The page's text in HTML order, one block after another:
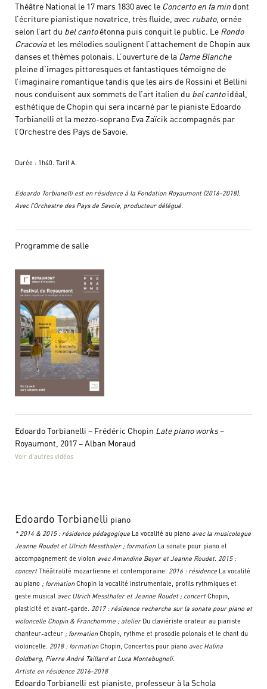
Théâtre National le 17 mars 1830 avec le Concerto en fa min dont
l’écriture pianistique novatrice, très fluide, avec rubato, ornée
selon l’art du bel cantoétonna puis conquit le public. Le Rondo
Cracoviaet les mélodies soulignent l’attachement de Chopin aux
danses et thèmes polonais. L’ouverture de la Dame Blanche
pleine d’images pittoresques et fantastiques témoigne de
l’imaginaire romantique tandis que les airs de Rossini et Bellini
nous conduisent aux sommets de l’art italien du bel cantoidéal,
esthétique de Chopin qui sera incarné par le pianiste Edoardo
Torbianelli et la mezzo-soprano Eva Zaïcik accompagnés par
l’Orchestre des Pays de Savoie.
Durée : 1h40. Tarif A.
Edoardo Torbianelli est en résidence à la Fondation Royaumont (2016-2018).
Avec l’Orchestre des Pays de Savoie, producteur délégué.
Programme de salle
Edoardo Torbianelli – Frédéric Chopin Late piano works–
Royaumont, 2017 – Alban Moraud
Voir d’autres vidéos
Edoardo Torbianelli piano
* 2014 & 2015 : résidence pédagogique La vocalité au piano avec la musicologue
Jeanne Roudet et Ulrich Messthaler ; formationLa sonate pour piano et
accompagnement de violon avec Amandine Beyer et Jeanne Roudet. 2015 :
concertThéâtralité mozartienne et contemporaine. 2016 : résidence La vocalité
au piano ; formationChopin la vocalité instrumentale, profils rythmiques et
geste musical avec Ulrich Messthaler et Jeanne Roudet ; concertChopin,
plasticité et avant-garde. 2017 : résidence recherche sur la sonate pour piano et
violoncelle Chopin & Franchomme ; atelier Du claviériste orateur au pianiste
chanteur-acteur ; formationChopin, rythme et prosodie polonais et le chant du
violoncelle. 2018 : formationChopin, Concertos pour piano avec Halina
Goldberg, Pierre André Taillard et Luca Montebugnoli.
Artiste en résidence 2016-2018
Edoardo Torbianelli est pianiste, professeur à la Schola